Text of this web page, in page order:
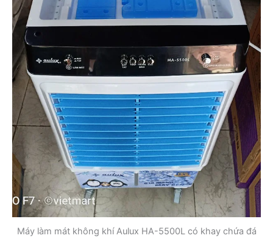
Máy làm mát không khí Aulux HA-5500L có khay chứa đá